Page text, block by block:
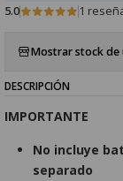
5.0 1
Mostrar stock de
DESCRIPCIÓN
IMPORTANTE
No incluye
separado